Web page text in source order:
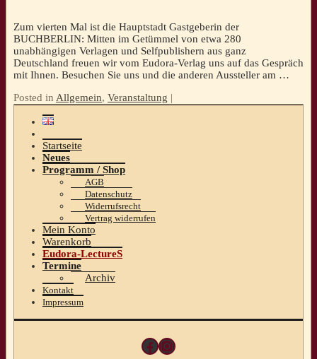
Zum vierten Mal ist die Hauptstadt Gastgeberin der
BUCHBERLIN: Mitten im Getümmel von etwa 280
unabhängigen Verlagen und Selfpublishern aus ganz
Deutschland freuen wir vom Eudora-Verlag uns auf das Gespräch
mit Ihnen. Besuchen Sie uns und die anderen Aussteller am …
Posted in Allgemein, Veranstaltung |
Startseite
Neues
Programm / Shop
AGB
Datenschutz
Widerrufsrecht
Vertrag widerrufen
Mein Konto
Warenkorb
Eudora-LectureS
Termine
Archiv
Kontakt
Impressum
Facebook
Instagram